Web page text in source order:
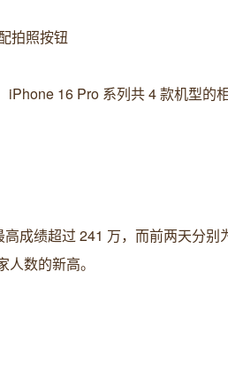
拍照按钮
16 Pro 系列共 4 款机型的
成绩超过 241 万，而前两天分别
数的新高。